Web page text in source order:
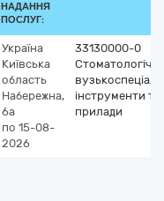
НАДАННЯ
ПОСЛУГ:
Україна
Київська
область
Набережна,
6а
по 15-08-
2026
33130000-0
Стоматологічні
інструменти та
прилади